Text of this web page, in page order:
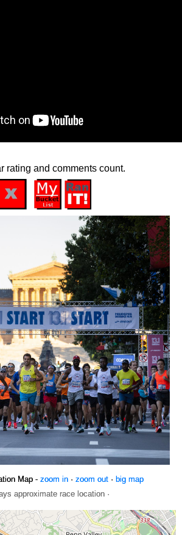
rating and comments count.
Map - zoom in· zoom out· big map
approximate race location ·